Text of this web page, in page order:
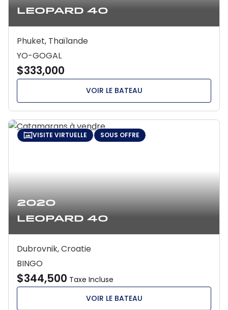
Leopard 40
Phuket, Thaïlande
YO-GOGAL
$333,000
VOIR LE BATEAU
2020
Leopard 40
VISITE VIRTUELLE SOUS OFFRE
Dubrovnik, Croatie
BINGO
$344,500 Taxe Incluse
VOIR LE BATEAU